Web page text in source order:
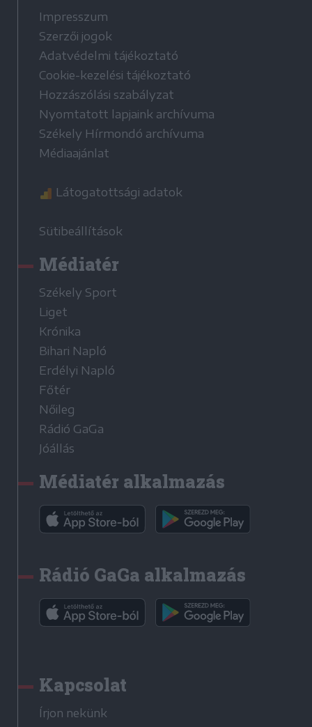
Impresszum
Szerzői jogok
Adatvédelmi tájékoztató
Cookie-kezelési tájékoztató
Hozzászólási szabályzat
Nyomtatott lapjaink archívuma
Székely Hírmondó archívuma
Médiaajánlat
Látogatottsági adatok
Sütibeállítások
Médiatér
Székely Sport
Liget
Krónika
Bihari Napló
Erdélyi Napló
Főtér
Nőileg
Rádió GaGa
Jóállás
Médiatér alkalmazás
Rádió GaGa alkalmazás
Kapcsolat
Írjon nekünk